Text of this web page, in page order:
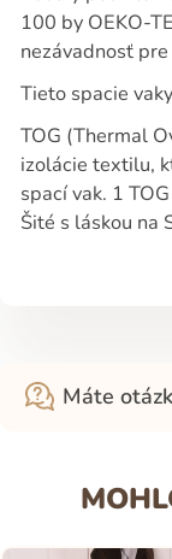
100 by OEKO-
nezávadnosť
Tieto spacie
TOG (Thermal
izolácie textilu,
spací vak. 1
Šité s láskou na
Máte